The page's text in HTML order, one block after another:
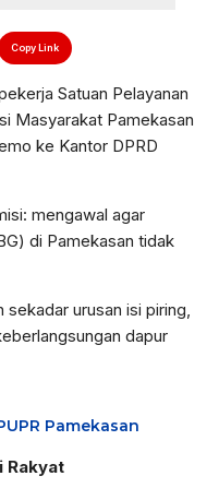
Copy Link
Satuan Pelayanan
Masyarakat Pamekasan
ke Kantor DPRD
mengawal agar
di Pamekasan tidak
urusan isi piring,
dapur
Pamekasan
Rakyat